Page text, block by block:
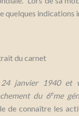
quelques indications
du carnet
janvier 1940 et
du 6eme
de connaître les